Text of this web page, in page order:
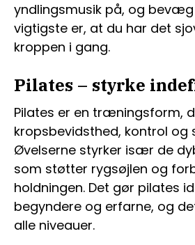
yndlingsmusik på, og
vigtigste er, at du har det
kroppen i gang.
Pilates – styrke
Pilates er en træningsform,
kropsbevidsthed, kontrol og
Øvelserne styrker især de
som støtter rygsøjlen og
holdningen. Det gør pilates
begyndere og erfarne, og
alle niveauer.